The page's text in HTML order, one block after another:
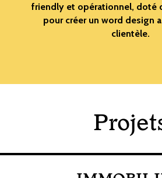
friendly et opérationnel, doté
pour créer un word design
clientèle.